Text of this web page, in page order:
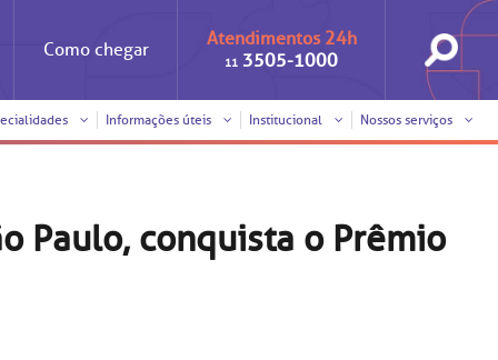
Como chegar Atendimentos 24h
11 3505-1000
Informações úteis Institucional Nossos serviços
Sobre a BPInternação/Cirurgia
Paulo, conquista o Prêmio